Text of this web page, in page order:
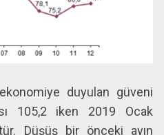
duyulan güveni
105,2 iken 2019 Ocak
Düşüş bir önceki ayın